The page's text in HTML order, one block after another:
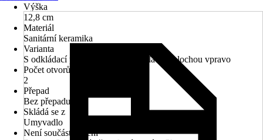
Výška
12,8 cm
Materiál
Sanitární keramika
Varianta
S odkládací plochou vlevo, S odkládací plochou vpravo
Počet otvorů na kohout
2
Přepad
Bez přepadu
Skládá se z
Umyvadlo
Není součástí balení